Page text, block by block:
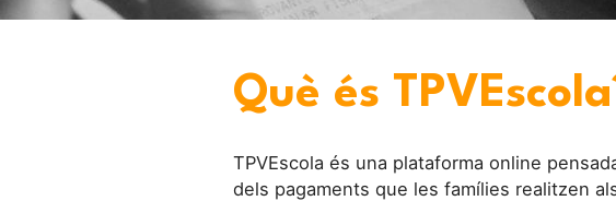
Què és
TPVEscola és una plataforma online
dels pagaments que les famílies realitzen